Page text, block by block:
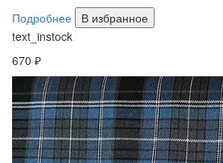
Подробнее
В избранное
text_instock
670 ₽